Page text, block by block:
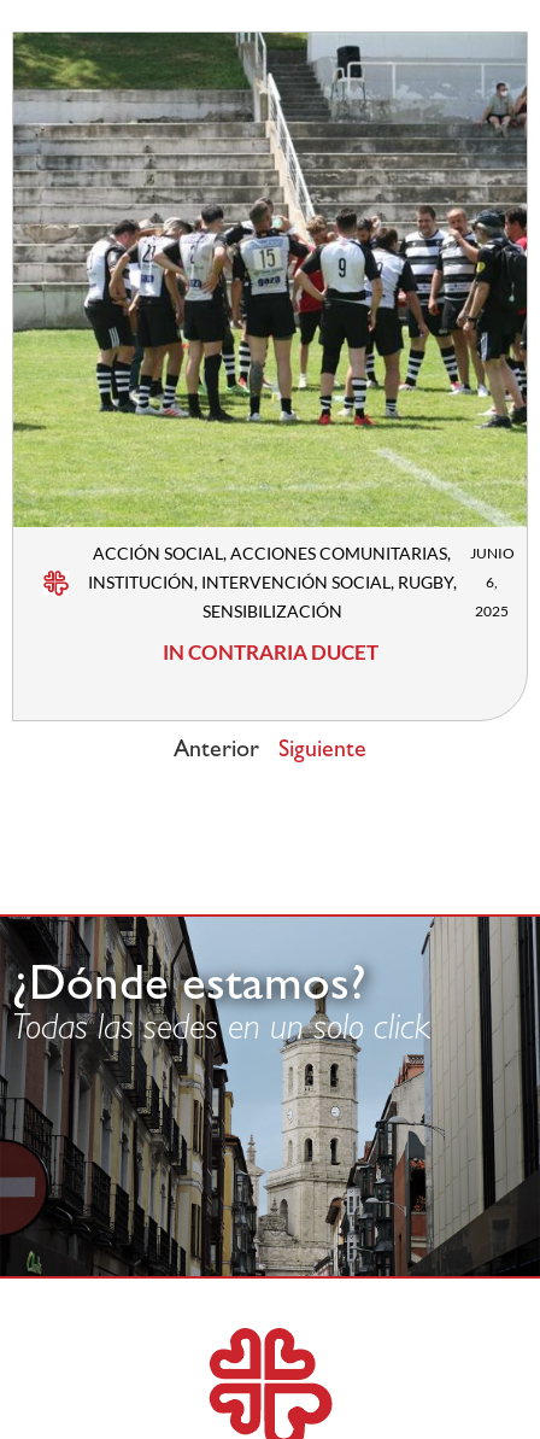
ACCIÓN SOCIAL,ACCIONES COMUNITARIAS,
INSTITUCIÓN, INTERVENCIÓN SOCIAL, RUGBY,
SENSIBILIZACIÓN
JUNIO
6,
2025
IN CONTRARIA DUCET
Anterior Siguiente
¿Dónde estamos?
Todas las sedes en un solo click